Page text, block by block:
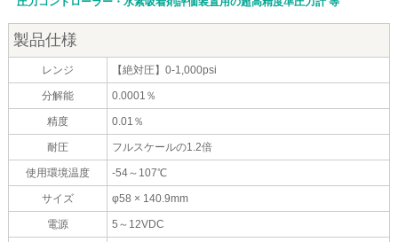
製品仕様
レンジ 【絶対圧】0-1,000psi
分解能 0.0001％
精度 0.01％
耐圧 フルスケールの1.2倍
使用環境温度 -54～107℃
サイズ φ58 × 140.9mm
電源 5～12VDC